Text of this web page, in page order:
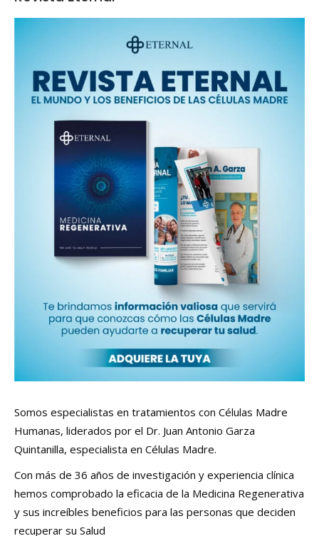
Somos especialistas en tratamientos con Células Madre
Humanas, liderados por el Dr. Juan Antonio Garza
Quintanilla, especialista en Células Madre.
Con más de 36 años de investigación y experiencia clínica
hemos comprobado la eficacia de la Medicina Regenerativa
y sus increíbles beneficios para las personas que deciden
recuperar su Salud